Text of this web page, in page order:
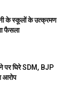
के स्कूलों के उत्क्रमण
फैसला
पर घिरे SDM, BJP
आरोप